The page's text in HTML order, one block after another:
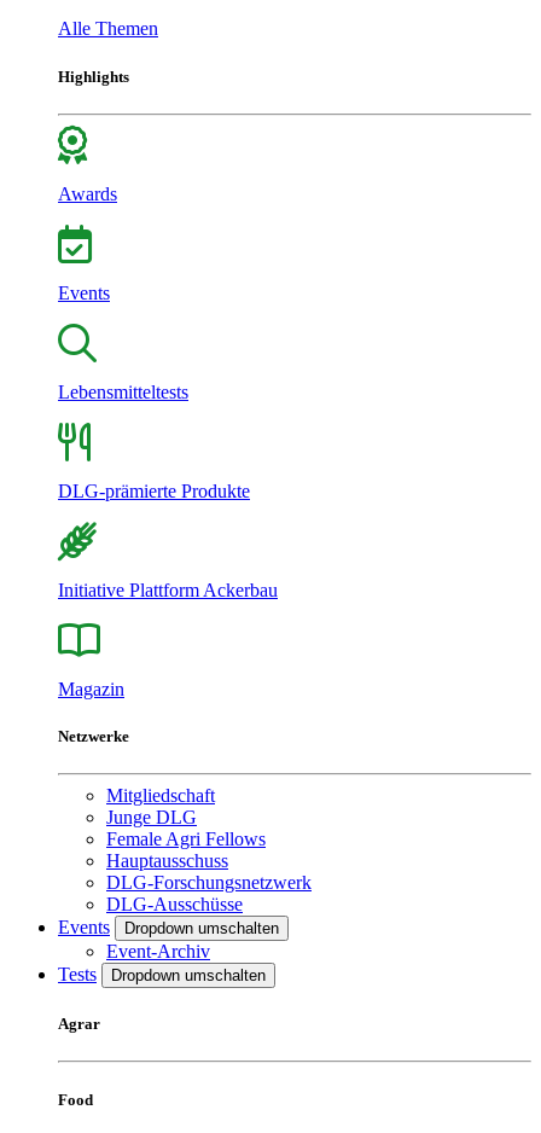
Alle Themen
Highlights
Awards
Events
Lebensmitteltests
DLG-prämierte Produkte
Initiative Plattform Ackerbau
Magazin
Netzwerke
Mitgliedschaft
Junge DLG
Female Agri Fellows
Hauptausschuss
DLG-Forschungsnetzwerk
DLG-Ausschüsse
Events
Dropdown umschalten
Event-Archiv
Tests
Dropdown umschalten
Agrar
Food